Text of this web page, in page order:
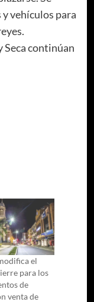
vehículos para
Seca continúan
el
para los
de
venta de